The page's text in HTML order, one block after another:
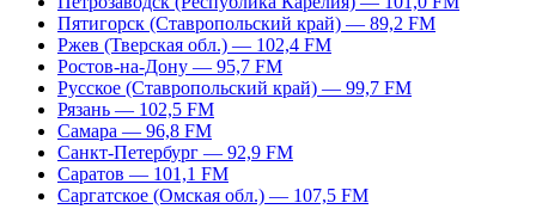
Пятигорск (Ставропольский край) — 89,2 FM
Ржев (Тверская обл.) — 102,4 FM
Ростов-на-Дону — 95,7 FM
Русское (Ставропольский край) — 99,7 FM
Рязань — 102,5 FM
Самара — 96,8 FM
Санкт-Петербург — 92,9 FM
Саратов — 101,1 FM
Саргатское (Омская обл.) — 107,5 FM